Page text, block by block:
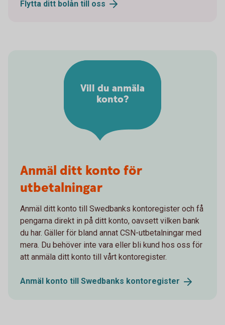
Flytta ditt bolån till oss
Vill du anmäla
konto?
Anmäl ditt konto för
utbetalningar
Anmäl ditt konto till Swedbanks kontoregister och få
pengarna direkt in på ditt konto, oavsett vilken bank
du har. Gäller för bland annat CSN-utbetalningar med
mera. Du behöver inte vara eller bli kund hos oss för
att anmäla ditt konto till vårt kontoregister.
Anmäl konto till Swedbanks kontoregister